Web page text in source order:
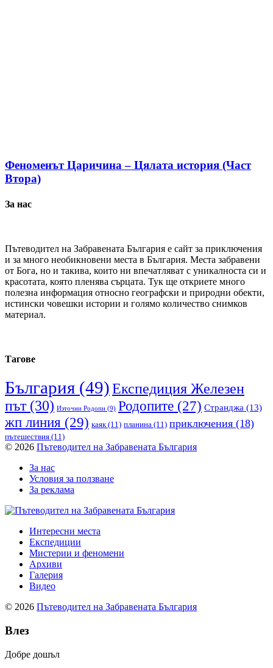
Феноменът Царичина – Цялата история (Част
Втора)
За нас
Пътеводител на Забравената България е сайт за приключения
и за много необикновени места в България. Места забравени
от Бога, но и такива, които ни впечатляват с уникалноста си и
красотата, която пленява сърцата. Тук ще откриете много
полезна информация относно географски и природни обекти,
истински човешки истории и голямо количество снимков
материал.
Тагове
България (49)Експедиция Железен
път(30) Източни Родопи (9) Родопите (27) Странджа (13)
жп линия (29) каяк(11) планина (11) приключения (18)
пътешествия (11)
© 2026 Пътеводител на Забравената България
За нас
Условия за ползване
За реклама
Интересни места
Експедиции
Мистерии и феномени
Архиви
Галерия
Видео
© 2026 Пътеводител на Забравената България
Влез
Добре дошъл